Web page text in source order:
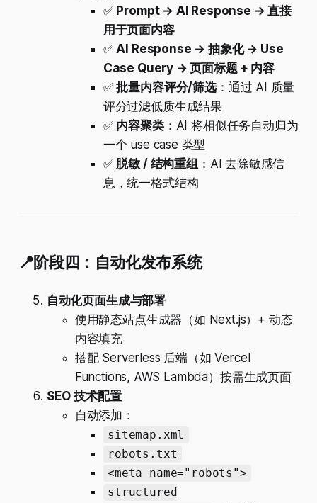
✅ Prompt → AI Response → 直接
用于页面内容
✅AI Response → 抽象化 → Use
Case Query → 页面标题 + 内容
✅批量内容评分/筛选：通过 AI 质量
评分过滤低质生成结果
✅ 内容聚类：AI 将相似任务自动归为
一个 use case 类型
✅ 脱敏 / 结构重组：AI 去除敏感信
息，统一格式结构
📍阶段四：自动化发布系统
自动化页面生成与部署
使用静态站点生成器（如 Next.js）+ 动态
内容填充
搭配 Serverless 后端（如 Vercel
Functions, AWS Lambda）按需生成页面
SEO 技术配置
自动添加：
sitemap.xml
robots.txt
<meta name="robots">
structured